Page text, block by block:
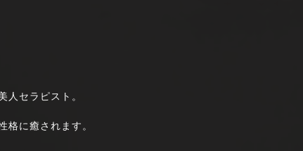
人セラピスト。
格に癒されます。